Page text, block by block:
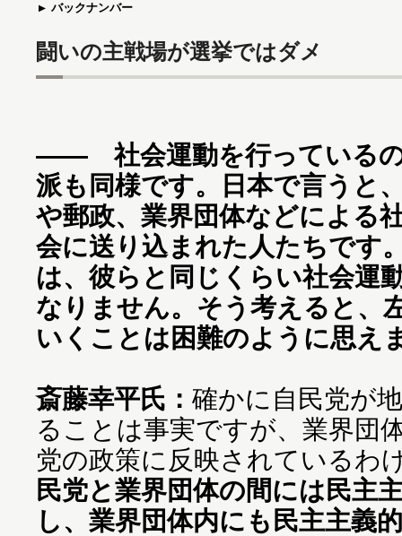
バックナンバー
闘いの主戦場が選挙ではダメ
―― 社会運動を行っているの
派も同様です。日本で言うと
や郵政、業界団体などによる
会に送り込まれた人たちです
は、彼らと同じくらい社会運
なりません。そう考えると、
いくことは困難のように思え
斎藤幸平氏： 確かに自民党が
ることは事実ですが、業界団
党の政策に反映されているわ
民党と業界団体の間には民主
し、業界団体内にも民主主義